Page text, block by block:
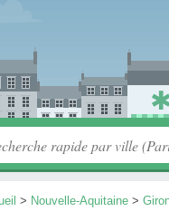
> Nouvelle-Aquitaine >